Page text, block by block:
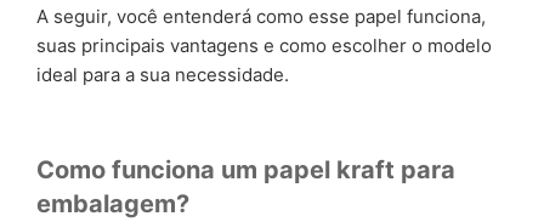
A seguir, você entenderá como esse papel funciona,
suas principais vantagens e como escolher o modelo
ideal para a sua necessidade.
Como funciona um papel kraft para
embalagem?